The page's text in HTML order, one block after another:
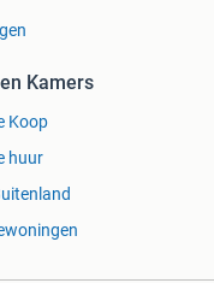
Kamers
Koop
huur